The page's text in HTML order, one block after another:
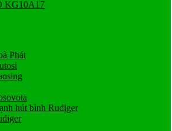
Phát
hút bình Rudiger